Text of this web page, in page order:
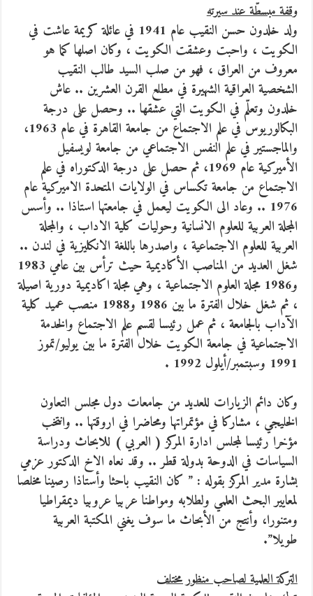
وقفة مبسطّة عند سيرته
ولد خلدون حسن النقيب عام 1941 في عائلة كريمة عاشت في
الكويت ، واحبت وعشقت الكويت ، وكان اصلها كما هو
معروف من العراق ، فهو من صلب السيد طالب النقيب
الشخصية العراقية الشهيرة في مطلع القرن العشرين .. عاش
خلدون وتعلّم في الكويت التي عشقها .. وحصل على درجة
البكالوريوس في علم الاجتماع من جامعة القاهرة في عام 1963،
والماجستير في علم النفس الاجتماعي من جامعة لويسفيل
الأميركية عام 1969، ثم حصل على درجة الدكتوراه في علم
الاجتماع من جامعة تكساس في الولايات المتحدة الاميركية عام
1976 .. وعاد الى الكويت ليعمل في جامعتها استاذا .. وأسس
المجلة العربية للعلوم الانسانية وحوليات كلية الاداب ، والمجلة
العربية للعلوم الاجتماعية ، واصدرها باللغة الانكليزية في لندن ..
شغل العديد من المناصب الأكاديمية حيث ترأس بين عامي 1983
و1986 مجلة العلوم الاجتماعية ، وهي مجلة اكاديمية دورية اصيلة
، ثم شغل خلال الفترة ما بين 1986 و1988 منصب عميد كلية
الآداب بالجامعة ، ثم عمل رئيسا لقسم علم الاجتماع والخدمة
الاجتماعية في جامعة الكويت خلال الفترة ما بين يوليو/تموز
1991 وسبتمبر/أيلول 1992 .
وكان دائم الزيارات للعديد من جامعات دول مجلس التعاون
الخليجي ، مشاركا في مؤتمراتها ومحاضرا في اروقتها .. وانتخب
مؤخرا رئيسا لمجلس ادارة المركز ( العربي ) للابحاث ودراسة
السياسات في الدوحة بدولة قطر .. وقد نعاه الاخ الدكتور عزمي
بشارة مدير المركز بقوله : ” كان النقيب باحثا وأستاذا رصينا مخلصا
لمعايير البحث العلمي ولطلابه ومواطنا عربيا عروبيا ديمقراطيا
ومتنورا، وأنتج من الأبحاث ما سوف يغني المكتبة العربية
طويلا”.
التركة العلمية لصاحب منظور مختلف